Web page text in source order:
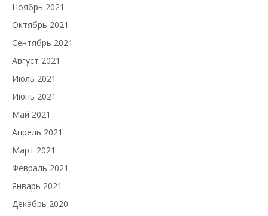
Ноябрь 2021
Октябрь 2021
Сентябрь 2021
Август 2021
Июль 2021
Июнь 2021
Май 2021
Апрель 2021
Март 2021
Февраль 2021
Январь 2021
Декабрь 2020